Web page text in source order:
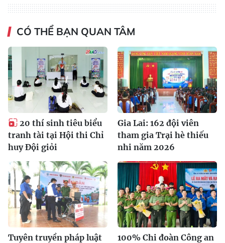
CÓ THỂ BẠN QUAN TÂM
20 thí sinh tiêu biểu
tranh tài tại Hội thi Chỉ
huy Đội giỏi
Gia Lai: 162 đội viên
tham gia Trại hè thiếu
nhi năm 2026
Tuyên truyền pháp luật
100% Chi đoàn Công an